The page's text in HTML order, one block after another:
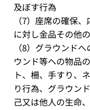
及ぼす行為
（7）座席の確保
に対し金品その他
（8）グラウンド
ウンド等への物品
ト、柵、手すり、
り行為、グラウン
己又は他人の生命